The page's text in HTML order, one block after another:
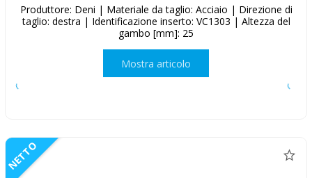
Produttore: Deni | Materiale da taglio: Acciaio | Direzione di
taglio: destra | Identificazione inserto: VC1303 | Altezza del
gambo [mm]: 25
Mostra articolo
NETTO